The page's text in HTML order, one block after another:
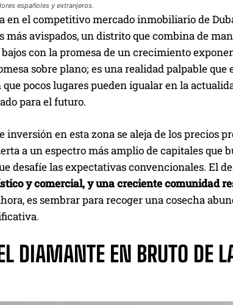
españoles y extranjeros.
en el competitivo mercado inmobiliario de
más avispados, un distrito que combina de
con la promesa de un crecimiento
sobre plano; es una realidad palpable
pocos lugares pueden igualar en la
para el futuro.
inversión en esta zona se aleja de los precios
a un espectro más amplio de capitales que
desafíe las expectativas convencionales. El
y comercial, y una creciente comunidad
es sembrar para recoger una cosecha
DIAMANTE EN BRUTO DE